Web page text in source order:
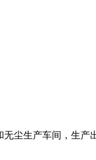
尘生产车间，生产